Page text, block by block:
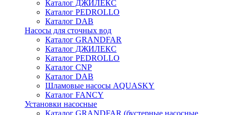
Каталог ДЖИЛЕКС
Каталог PEDROLLO
Каталог DAB
Насосы для сточных вод
Каталог GRANDFAR
Каталог ДЖИЛЕКС
Каталог PEDROLLO
Каталог CNP
Каталог DAB
Шламовые насосы AQUASKY
Каталог FANCY
Установки насосные
Каталог GRANDFAR (бустерные насосные